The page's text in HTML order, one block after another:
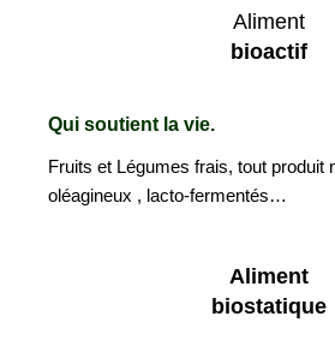
Aliment
bioactif
Qui soutient la vie.
Fruits et Légumes frais, tout produit
oléagineux , lacto-fermentés…
Aliment
biostatique